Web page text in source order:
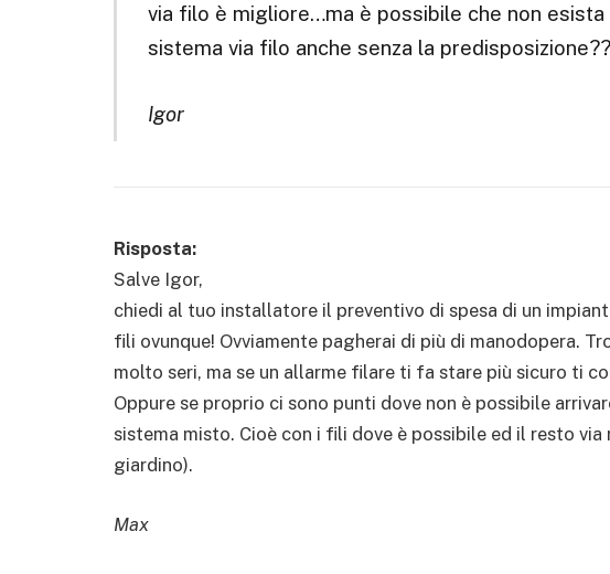
via filo è migliore…ma è possibile che non
sistema via filo anche senza la predisposizione??
Igor
Risposta:
Salve Igor,
chiedi al tuo installatore il preventivo di spesa di un
fili ovunque! Ovviamente pagherai di più di manodopera.
molto seri, ma se un allarme filare ti fa stare più sicuro ti
Oppure se proprio ci sono punti dove non è possibile
sistema misto. Cioè con i fili dove è possibile ed il resto via
giardino).
Max